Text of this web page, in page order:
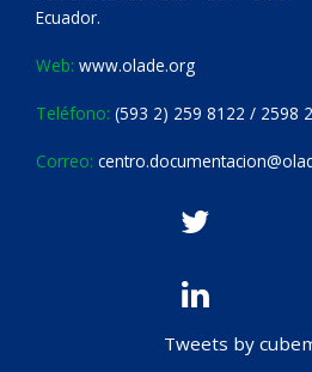
Ecuador.
Web: www.olade.org
Teléfono: (593 2) 259 8122 / 2598
Correo:
Tweets by